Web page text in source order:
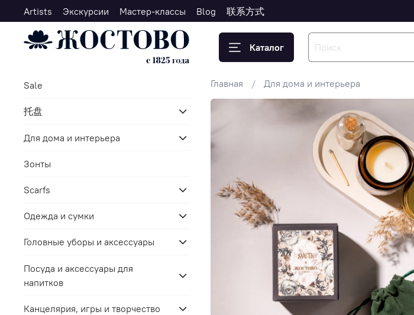
Artists Экскурсии Мастер-классы Blog 联系方式
Каталог
Главная Для дома и интерьера
Sale
托盘
Для дома и интерьера
Зонты
Scarfs
Одежда и сумки
Головные уборы и аксессуары
Посуда и аксессуары для
напитков
Канцелярия, игры и творчество